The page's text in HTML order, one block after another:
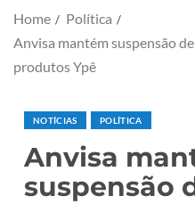
Home
Política
Anvisa mantém suspensão
produtos Ypê
NOTÍCIAS POLÍTICA
Anvisa
suspensão